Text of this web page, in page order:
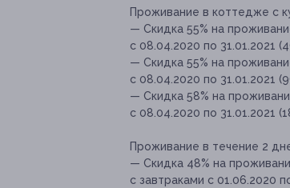
Проживание в коттедже с
— Скидка 55% на
с 08.04.2020 по 31.01.2021
— Скидка 55% на
с 08.04.2020 по 31.01.2021
— Скидка 58% на
с 08.04.2020 по 31.01.2021
Проживание в течение 2
— Скидка 48% на
с завтраками с 01.06.2020